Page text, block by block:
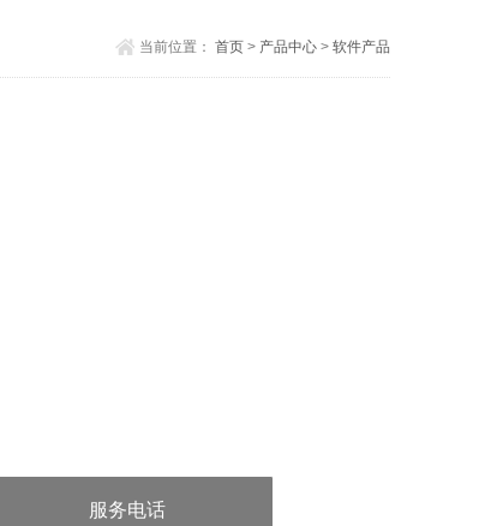
当前位置： 首页> 产品中心> 软件产品
服务电话